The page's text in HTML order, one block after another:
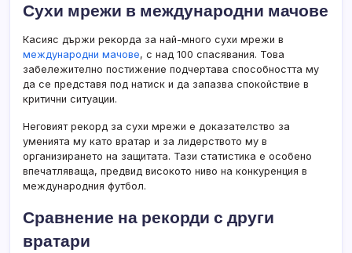
Сухи мрежи в международни мачове
Касияс държи рекорда за най-много сухи мрежи в
международни мачове, с над 100 спасявания. Това
забележително постижение подчертава способността му
да се представя под натиск и да запазва спокойствие в
критични ситуации.
Неговият рекорд за сухи мрежи е доказателство за
уменията му като вратар и за лидерството му в
организирането на защитата. Тази статистика е особено
впечатляваща, предвид високото ниво на конкуренция в
международния футбол.
Сравнение на рекорди с други
вратари